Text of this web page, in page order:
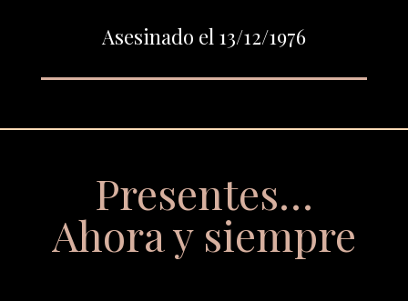
Asesinado el 13/12/1976
Presentes…
Ahora y siempre